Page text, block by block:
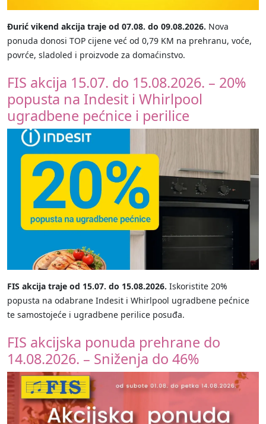
Đurić vikend akcija traje od 07.08. do 09.08.2026. Nova
ponuda donosi TOP cijene već od 0,79 KM na prehranu, voće,
povrće, sladoled i proizvode za domaćinstvo.
FIS akcija 15.07. do 15.08.2026. – 20%
popusta na Indesit i Whirlpool
ugradbene pećnice i perilice
FIS akcija traje od 15.07. do 15.08.2026. Iskoristite 20%
popusta na odabrane Indesit i Whirlpool ugradbene pećnice
te samostojeće i ugradbene perilice posuđa.
FIS akcijska ponuda prehrane do
14.08.2026. – Sniženja do 46%